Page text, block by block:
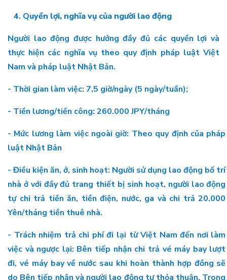
4. Quyền lợi, nghĩa vụ của người lao động
Người lao động được hưởng đầy đủ các quyền lợi và
thực hiện các nghĩa vụ theo quy định pháp luật Việt
Nam và pháp luật Nhật Bản.
- Thời gian làm việc: 7,5 giờ/ngày (5 ngày/tuần);
- Tiền lương/tiền công: 260.000 JPY/tháng
- Mức lương làm việc ngoài giờ: Theo quy định của pháp
luật Nhật Bản
- Điều kiện ăn, ở, sinh hoạt: Người sử dụng lao động bố trí
nhà ở với đầy đủ trang thiết bị sinh hoạt, người lao động
tự chi trả tiền ăn, tiền điện, nước, ga và chi trả 20.000
Yên/tháng tiền thuê nhà.
- Trách nhiệm trả chi phí đi lại từ Việt Nam đến nơi làm
việc và ngược lại: Bên tiếp nhận chi trả vé máy bay lượt
đi, vé máy bay về nước sau khi hoàn thành hợp đồng sẽ
do Bên tiếp nhận và người lao động tự thỏa thuận. Trong